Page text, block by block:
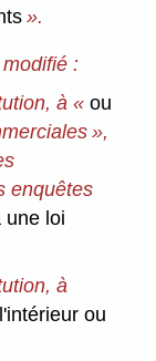
».
:
à «ou
»,
enquêtes
une loi
à
ou